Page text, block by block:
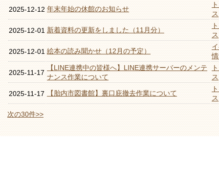
2025-12-12 年末年始の休館のお知らせ
ス
2025-12-01 新着資料の更新をしました（11月分）
ス
2025-12-01 絵本の読み聞かせ（12月の予定）
2025-11-17
【LINE連携中の皆様へ】LINE連携サーバーのメンテ
ナンス作業について
ス
2025-11-17 【胎内市図書館】裏口庇撤去作業について
ス
次の30件>>